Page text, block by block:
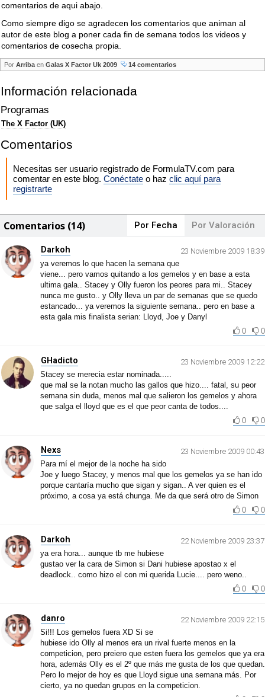
comentarios de aqui abajo.
Como siempre digo se agradecen los comentarios que animan al
autor de este blog a poner cada fin de semana todos los videos y
comentarios de cosecha propia.
Por Arriba en Galas X Factor Uk 2009 14 comentarios
Información relacionada
Programas
The X Factor (UK)
Comentarios
Necesitas ser usuario registrado de FormulaTV.com para
comentar en este blog. Conéctate o haz clic aquí para
registrarte
Comentarios (14) Por Fecha Por Valoración
Darkoh
23 Noviembre 2009 18:39
ya veremos lo que hacen la semana que
viene... pero vamos quitando a los gemelos y en base a esta
ultima gala.. Stacey y Olly fueron los peores para mi.. Stacey
nunca me gusto.. y Olly lleva un par de semanas que se quedo
estancado... ya veremos la siguiente semana.. pero en base a
esta gala mis finalista serian: Lloyd, Joe y Danyl
0
0
GHadicto
23 Noviembre 2009 12:22
Stacey se merecia estar nominada.....
que mal se la notan mucho las gallos que hizo.... fatal, su peor
semana sin duda, menos mal que salieron los gemelos y ahora
que salga el lloyd que es el que peor canta de todos....
0
0
Nexs
23 Noviembre 2009 00:43
Para mí el mejor de la noche ha sido
Joe y luego Stacey, y menos mal que los gemelos ya se han ido
porque cantaría mucho que sigan y sigan.. A ver quien es el
próximo, a cosa ya está chunga. Me da que será otro de Simon
0
0
Darkoh
22 Noviembre 2009 23:37
ya era hora... aunque tb me hubiese
gustao ver la cara de Simon si Dani hubiese apostao x el
deadlock.. como hizo el con mi querida Lucie.... pero weno..
0
0
danro
22 Noviembre 2009 22:15
Si!!! Los gemelos fuera XD Si se
hubiese ido Olly al menos era un rival fuerte menos en la
competicion, pero preiero que esten fuera los gemelos que ya era
hora, además Olly es el 2º que más me gusta de los que quedan.
Pero lo mejor de hoy es que Lloyd sigue una semana más. Por
cierto, ya no quedan grupos en la competicion.